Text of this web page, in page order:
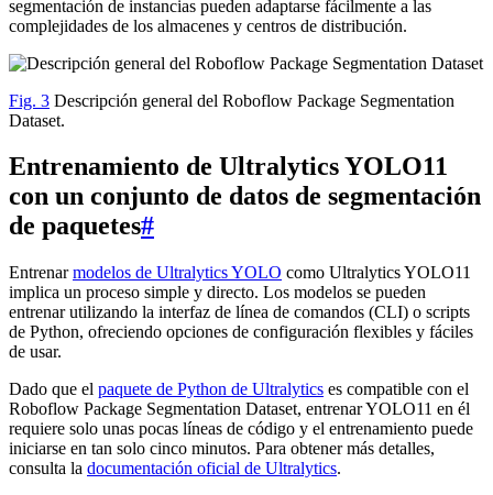
segmentación de instancias pueden adaptarse fácilmente a las
complejidades de los almacenes y centros de distribución.
Fig. 3 Descripción general del Roboflow Package Segmentation
Dataset.
Entrenamiento de Ultralytics YOLO11
con un conjunto de datos de segmentación
de paquetes#
Entrenarmodelos de Ultralytics YOLO como Ultralytics YOLO11
implica un proceso simple y directo. Los modelos se pueden
entrenar utilizando la interfaz de línea de comandos (CLI) o scripts
de Python, ofreciendo opciones de configuración flexibles y fáciles
de usar.
Dado que el paquete de Python de Ultralytics es compatible con el
Roboflow Package Segmentation Dataset, entrenar YOLO11 en él
requiere solo unas pocas líneas de código y el entrenamiento puede
iniciarse en tan solo cinco minutos. Para obtener más detalles,
consulta la documentación oficial de Ultralytics.